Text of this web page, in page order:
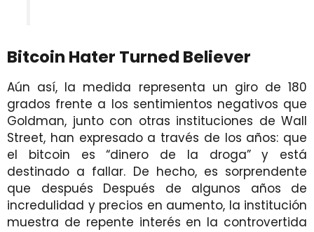
Bitcoin Hater Turned Believer
Aún así, la medida representa un giro de 180
grados frente a los sentimientos negativos que
Goldman, junto con otras instituciones de Wall
Street, han expresado a través de los años: que
el bitcoin es “dinero de la droga” y está
destinado a fallar. De hecho, es sorprendente
que después Después de algunos años de
incredulidad y precios en aumento, la institución
muestra de repente interés en la controvertida